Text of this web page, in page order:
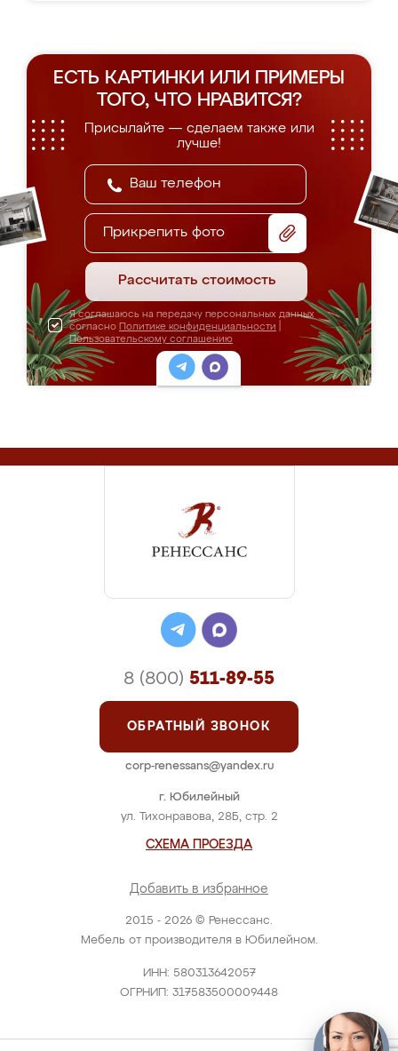
ЕСТЬ КАРТИНКИ ИЛИ ПРИМЕРЫ
ТОГО, ЧТО НРАВИТСЯ?
Присылайте — сделаем также или
лучше!
Прикрепить фото
Рассчитать стоимость
Я соглашаюсь на передачу персональных данных
согласно Политике конфиденциальности
Пользовательскому соглашению
2015 - 2026 © Ренессанс.
Мебель от производителя в Юбилейном.
ИНН: 580313642057
ОГРНИП: 317583500009448
г. Юбилейный
ул. Тихонравова, 28Б, стр. 2
СХЕМА ПРОЕЗДА
Добавить в избранное
8 (800) 511-89-55
ОБРАТНЫЙ ЗВОНОК
corp-renessans@yandex.ru